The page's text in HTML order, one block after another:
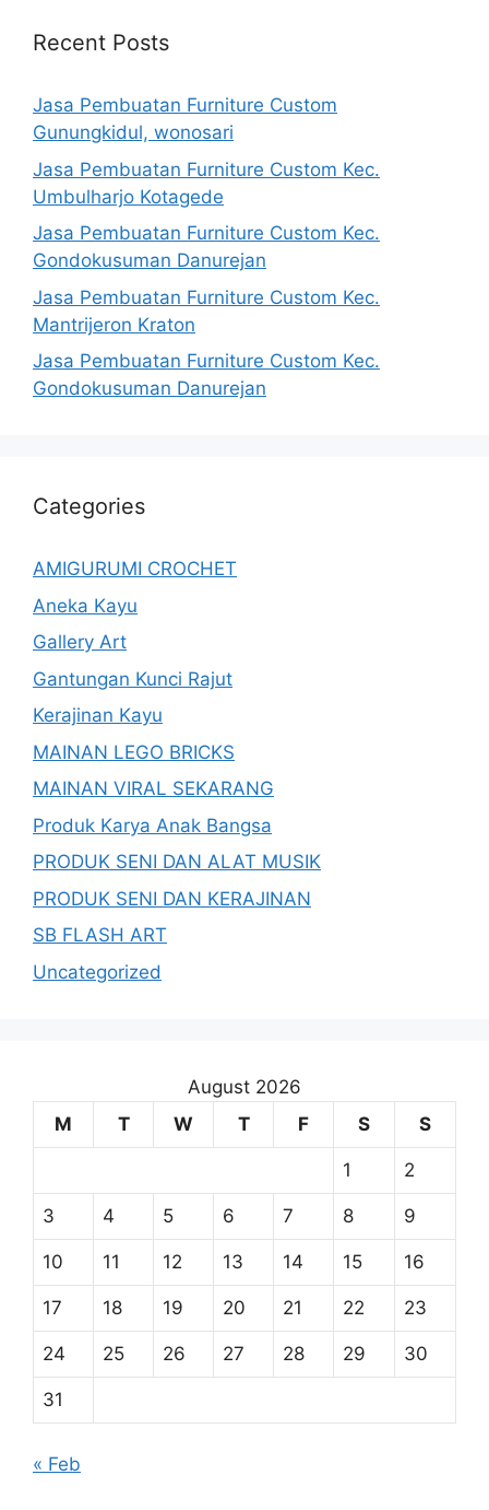
Recent Posts
Jasa Pembuatan Furniture Custom
Gunungkidul, wonosari
Jasa Pembuatan Furniture Custom Kec.
Umbulharjo Kotagede
Jasa Pembuatan Furniture Custom Kec.
Gondokusuman Danurejan
Jasa Pembuatan Furniture Custom Kec.
Mantrijeron Kraton
Jasa Pembuatan Furniture Custom Kec.
Gondokusuman Danurejan
Categories
AMIGURUMI CROCHET
Aneka Kayu
Gallery Art
Gantungan Kunci Rajut
Kerajinan Kayu
MAINAN LEGO BRICKS
MAINAN VIRAL SEKARANG
Produk Karya Anak Bangsa
PRODUK SENI DAN ALAT MUSIK
PRODUK SENI DAN KERAJINAN
SB FLASH ART
Uncategorized
August 2026
M
T W T F S S
1 2
3 4 5 6 7 8 9
10 11 12 13 14 15 16
17 18 19 20 21 22 23
24 25 26 27 28 29 30
31
« Feb